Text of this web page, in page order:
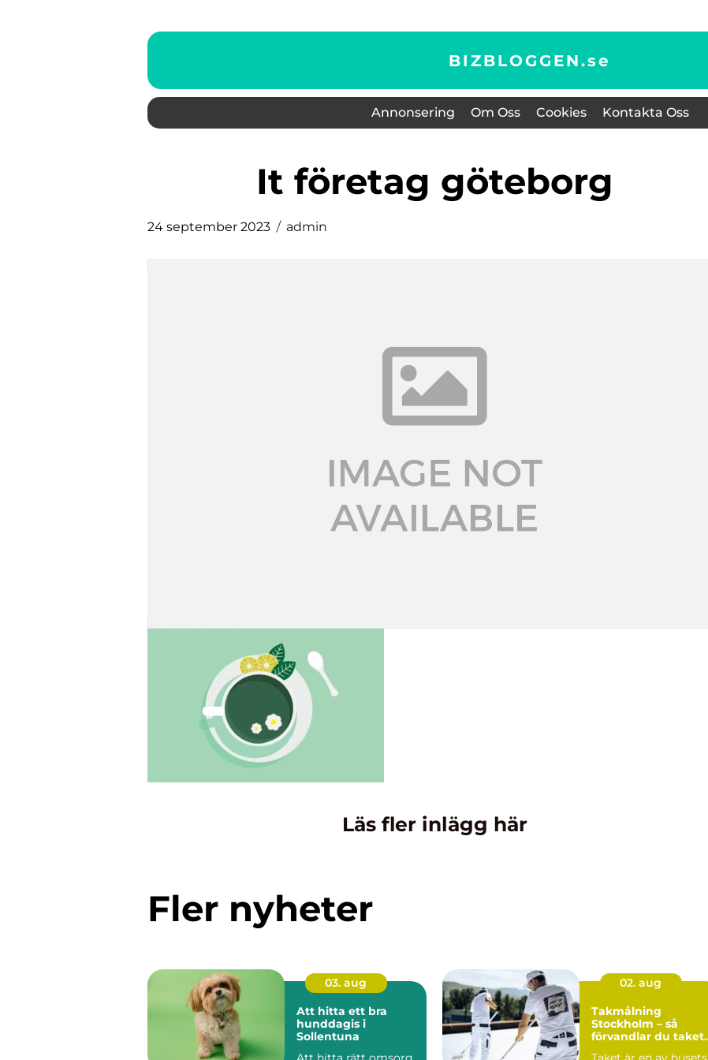
BIZBLOGGEN.se
Annonsering Om Oss Cookies Kontakta Oss
it företag göteborg
24 september 2023 admin
Läs fler inlägg här
Fler nyheter
03. aug
Att hitta ett bra
hunddagis i
Sollentuna
02. aug
Takmålning
Stockholm – så
förvandlar du taket